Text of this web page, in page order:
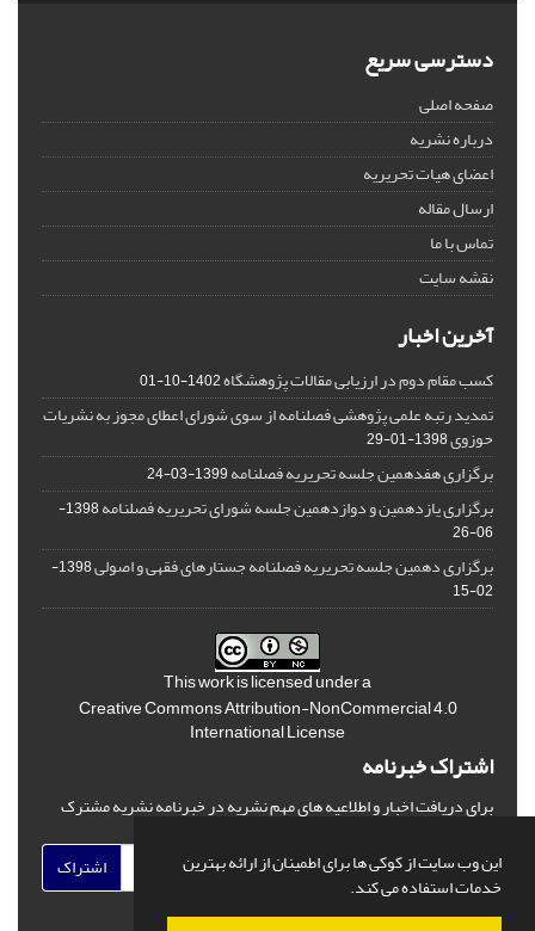
این وب سایت از کوکی ها برای اطمینان از ارائه بهترین
خدمات استفاده می کند.
دسترسی سریع
صفحه اصلی
درباره نشریه
اعضای هیات تحریریه
ارسال مقاله
تماس با ما
نقشه سایت
آخرین اخبار
کسب مقام دوم در ارزیابی مقالات پژوهشگاه1402-10-01
تمدید رتبه علمی پژوهشی فصلنامه از سوی شورای اعطای مجوز به نشریات
حوزوی1398-01-29
برگزاری هفدهمین جلسه تحریریه فصلنامه1399-03-24
برگزاری یازدهمین و دوازدهمین جلسه شورای تحریریه فصلنامه
1398-
06-26
برگزاری دهمین جلسه تحریریه فصلنامه جستارهای فقهی و اصولی
1398-
02-15
This work is licensed under a
Creative Commons Attribution-NonCommercial 4.0
International License
اشتراک خبرنامه
برای دریافت اخبار و اطلاعیه های مهم نشریه در خبرنامه نشریه مشترک
اشتراک